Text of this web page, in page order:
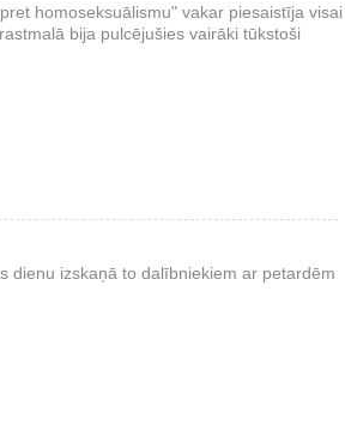
homoseksuālismu" vakar piesaistīja visai
bija pulcējušies vairāki tūkstoši
dienu izskaņā to dalībniekiem ar petardēm